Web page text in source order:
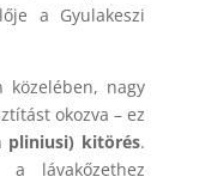
a Gyulakeszi
nagy
okozva – ez
pliniusi) kitörés.
a lávakőzethez